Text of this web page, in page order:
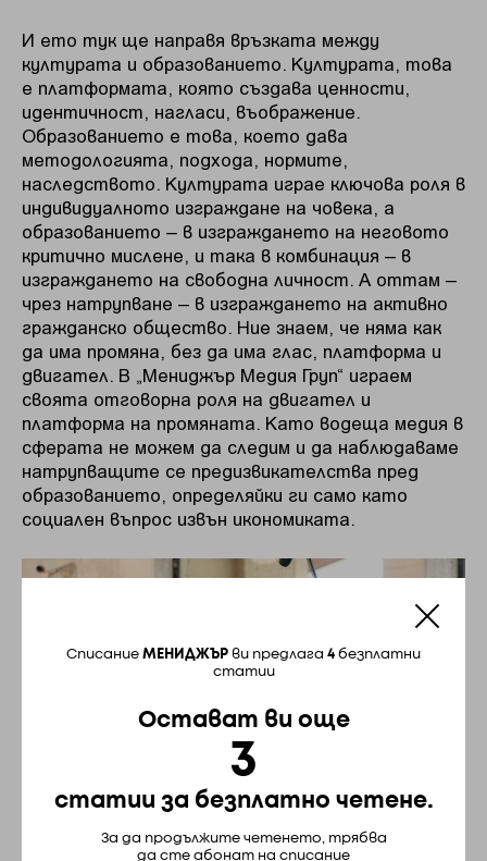
Списание МЕНИДЖЪР ви предлага 4 безплатни
статии
Остават ви още
3
статии за безплатно четене.
За да продължите четенето, трябва
да сте абонат на списание
И ето тук ще направя връзката между
културата и образованието. Културата, това
е платформата, която създава ценности,
идентичност, нагласи, въображение.
Образованието е това, което дава
методологията, подхода, нормите,
наследството. Културата играе ключова роля в
индивидуалното изграждане на човека, а
образованието – в изграждането на неговото
критично мислене, и така в комбинация – в
изграждането на свободна личност. А оттам –
чрез натрупване – в изграждането на активно
гражданско общество. Ние знаем, че няма как
да има промяна, без да има глас, платформа и
двигател. В „Мениджър Медия Груп“ играем
своята отговорна роля на двигател и
платформа на промяната. Като водеща медия в
сферата не можем да следим и да наблюдаваме
натрупващите се предизвикателства пред
образованието, определяйки ги само като
социален въпрос извън икономиката.